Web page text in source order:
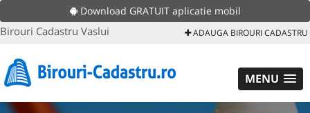
Download GRATUIT aplicatie mobil
Birouri Cadastru Vaslui ADAUGA BIROURI CADASTRU
MENU